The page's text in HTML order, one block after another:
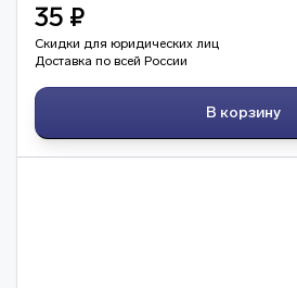
35 ₽
Скидки для юридических лиц
Доставка по всей России
В корзину